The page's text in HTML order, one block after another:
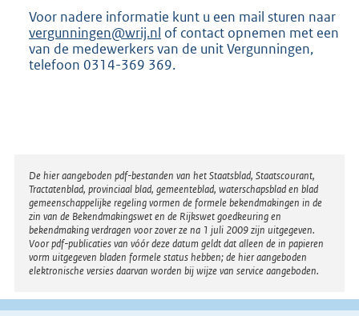
Voor nadere informatie kunt u een mail sturen naar
vergunningen@wrij.nl of contact opnemen met een
van de medewerkers van de unit Vergunningen,
telefoon 0314-369 369.
Disclaimer
De hier aangeboden pdf-bestanden van het Staatsblad, Staatscourant,
Tractatenblad, provinciaal blad, gemeenteblad, waterschapsblad en blad
gemeenschappelijke regeling vormen de formele bekendmakingen in de
zin van de Bekendmakingswet en de Rijkswet goedkeuring en
bekendmaking verdragen voor zover ze na 1 juli 2009 zijn uitgegeven.
Voor pdf-publicaties van vóór deze datum geldt dat alleen de in papieren
vorm uitgegeven bladen formele status hebben; de hier aangeboden
elektronische versies daarvan worden bij wijze van service aangeboden.